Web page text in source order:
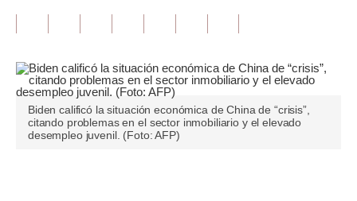
Opinión
Editorial
Pregunta de hoy
Biden calificó la situación económica de China de “crisis”,
citando problemas en el sector inmobiliario y el elevado
desempleo juvenil. (Foto: AFP)